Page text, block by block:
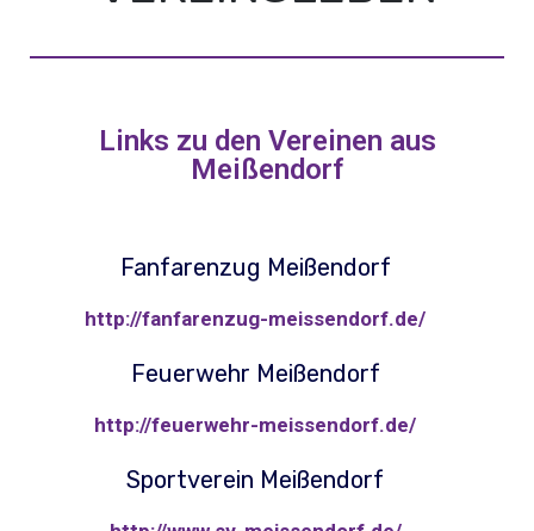
Links zu den Vereinen aus
Meißendorf
Fanfarenzug Meißendorf
http://fanfarenzug-meissendorf.de/
Feuerwehr Meißendorf
http://feuerwehr-meissendorf.de/
Sportverein Meißendorf